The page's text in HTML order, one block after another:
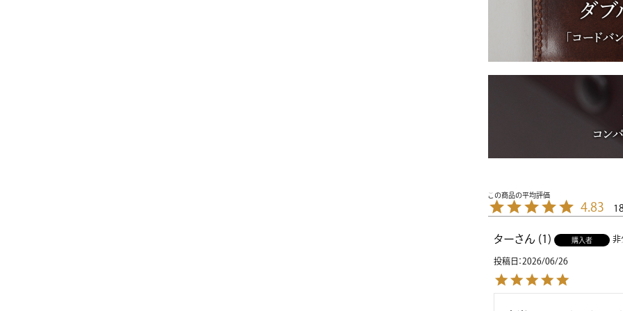
4.83
ター 1 購入者 非
投稿日 2026/06/26